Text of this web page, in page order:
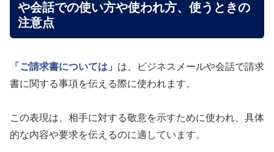
や会話での使い方や使われ方、使うときの
注意点
「ご請求書については」 は、ビジネスメールや会話で請求
書に関する事項を伝える際に使われます。
この表現は、相手に対する敬意を示すために使われ、具体
的な内容や要求を伝えるのに適しています。